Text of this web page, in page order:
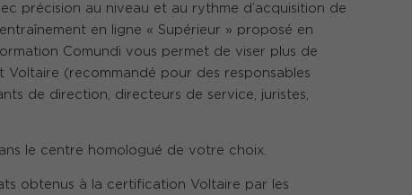
précision au niveau et au rythme d’acquisition de
en ligne « Supérieur » proposé en
Comundi vous permet de viser plus de
(recommandé pour des responsables
de direction, directeurs de service, juristes,
le centre homologué de votre choix.
obtenus à la certification Voltaire par les